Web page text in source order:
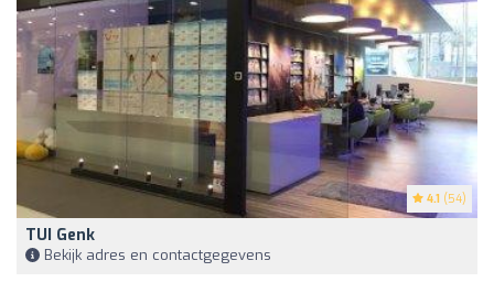
4.1 (54)
TUI Genk
Bekijk adres en contactgegevens